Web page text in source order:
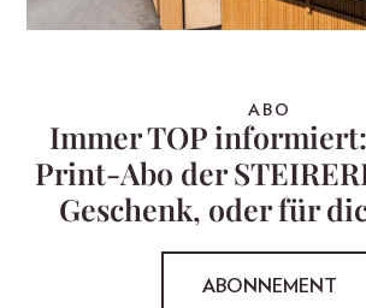
ABO
Immer TOP
Print-Abo der
Geschenk, oder für
ABONNEMENT